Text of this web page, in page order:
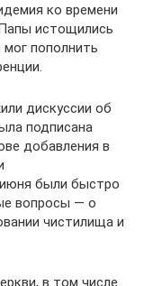
ко времени
истощились
пополнить
дискуссии об
подписана
добавления в
июня были быстро
вопросы — о
чистилища и
в том числе